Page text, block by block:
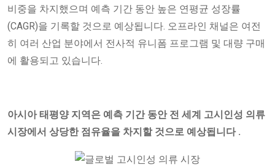
비중을 차지했으며 예측 기간 동안 높은 연평균 성장률
(CAGR)을 기록할 것으로 예상됩니다. 오프라인 채널은 여전
히 ​​여러 산업 분야에서 전사적 유니폼 프로그램 및 대량 구매
에 활용되고 있습니다.
아시아 태평양 지역은 예측 기간 동안 전 세계 고시인성 의류
시장에서 상당한 점유율을 차지할 것으로 예상됩니다 .